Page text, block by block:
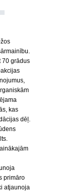
70 grādus
kas
dēļ.
primāro
atjaunoja